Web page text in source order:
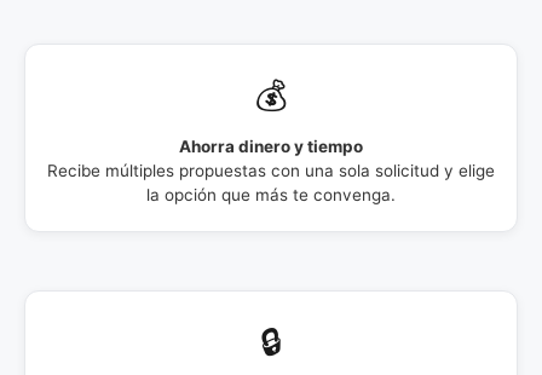
💰
Ahorra dinero y tiempo
Recibe múltiples propuestas con una sola solicitud y elige
la opción que más te convenga.
🔒